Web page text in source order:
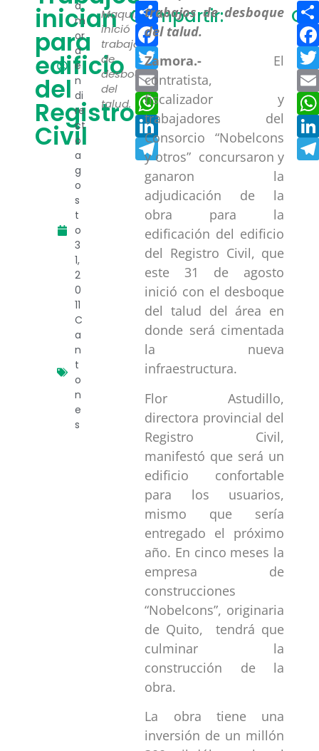
inician
para
edificio
del
Registro
Civil
a
m
or
a
e
n
di
re
ct
o
a
g
o
s
t
o
3
1,
2
0
11
C
a
n
t
o
n
e
s
Maquinaria
inició
trabajos
de
desboque
del
talud.
Compartir:
Compartir
Facebook
Twitter
Email
WhatsApp
LinkedIn
Telegram
Zamora.- El
contratista,
fiscalizador y
trabajadores del
Consorcio “Nobelcons
y otros” concursaron y
ganaron la
adjudicación de la
obra para la
edificación del edificio
del Registro Civil, que
este 31 de agosto
inició con el desboque
del talud del área en
donde será cimentada
la nueva
infraestructura.
Flor Astudillo,
directora provincial del
Registro Civil,
manifestó que será un
edificio confortable
para los usuarios,
mismo que sería
entregado el próximo
año. En cinco meses la
empresa de
construcciones
“Nobelcons”, originaria
de Quito, tendrá que
culminar la
construcción de la
obra.
La obra tiene una
inversión de un millón